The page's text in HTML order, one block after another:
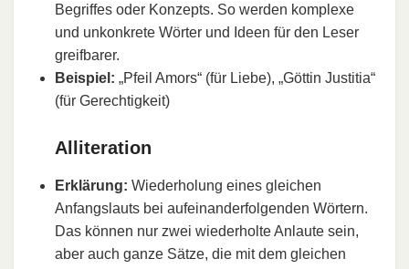
Begriffes oder Konzepts. So werden komplexe
und unkonkrete Wörter und Ideen für den Leser
greifbarer.
Beispiel: „Pfeil Amors“ (für Liebe), „Göttin Justitia“
(für Gerechtigkeit)
Alliteration
Erklärung: Wiederholung eines gleichen
Anfangslauts bei aufeinanderfolgenden Wörtern.
Das können nur zwei wiederholte Anlaute sein,
aber auch ganze Sätze, die mit dem gleichen